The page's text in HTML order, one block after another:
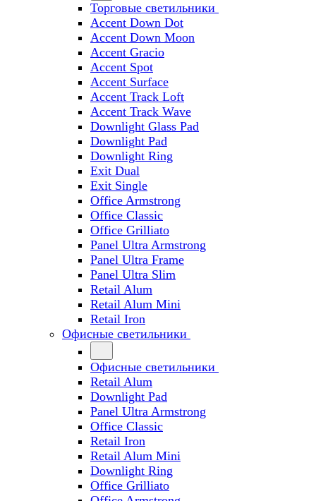
Торговые светильники
Accent Down Dot
Accent Down Moon
Accent Gracio
Accent Spot
Accent Surface
Accent Track Loft
Accent Track Wave
Downlight Glass Pad
Downlight Pad
Downlight Ring
Exit Dual
Exit Single
Office Armstrong
Office Classic
Office Grilliato
Panel Ultra Armstrong
Panel Ultra Frame
Panel Ultra Slim
Retail Alum
Retail Alum Mini
Retail Iron
Офисные светильники
Офисные светильники
Retail Alum
Downlight Pad
Panel Ultra Armstrong
Office Classic
Retail Iron
Retail Alum Mini
Downlight Ring
Office Grilliato